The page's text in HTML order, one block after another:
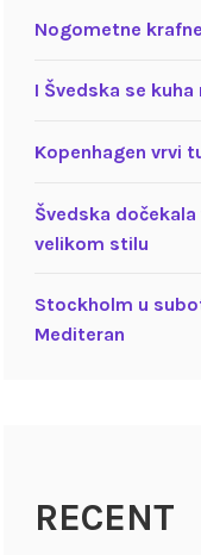
Nogometne
I Švedska se
Kopenhagen vrvi
Švedska dočekala
velikom stilu
Stockholm u
Mediteran
RECENT